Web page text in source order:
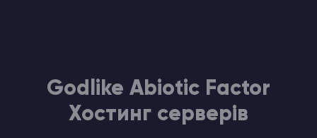
Godlike Abiotic Factor
Хостинг серверів